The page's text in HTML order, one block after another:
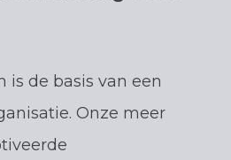
is de basis van een
Onze meer